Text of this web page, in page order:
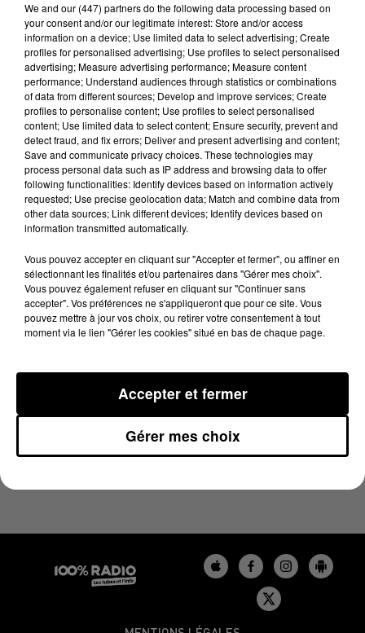
Lecture (1 min 14 sec)
100%
14 février 2024 - 1 min 14 sec
L'AGENDA DU LOT DU 14/02/2024 À 16H36
We and our (447) partnersdo the following data processing based on
your consent and/or our legitimate interest: Store and/or access
information on a device; Use limited data to select advertising; Create
profiles for personalised advertising; Use profiles to select personalised
advertising; Measure advertising performance; Measure content
performance; Understand audiences through statistics or combinations
of data from different sources; Develop and improve services; Create
profiles to personalise content; Use profiles to select personalised
content; Use limited data to select content; Ensure security, prevent and
detect fraud, and fix errors; Deliver and present advertising and content;
Save and communicate privacy choices. These technologies may
process personal data such as IP address and browsing data to offer
following functionalities: Identify devices based on information actively
requested; Use precise geolocation data; Match and combine data from
other data sources; Link different devices; Identify devices based on
information transmitted automatically.
Vous pouvez accepter en cliquant sur "Accepter et fermer", ou affiner en
sélectionnant les finalités et/ou partenaires dans "Gérer mes choix".
Vous pouvez également refuser en cliquant sur "Continuer sans
accepter". Vos préférences ne s'appliqueront que pour ce site. Vous
pouvez mettre à jour vos choix, ou retirer votre consentement à tout
moment via le lien "Gérer les cookies" situé en bas de chaque page.
Gérer mes choix
Accepter et fermer